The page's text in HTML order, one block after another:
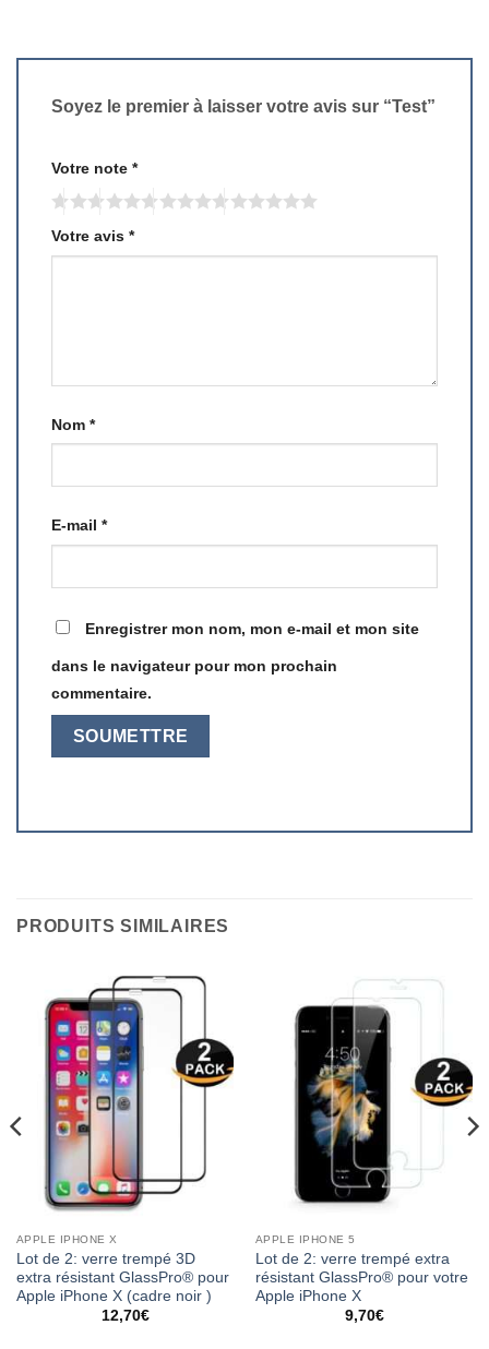
Soyez le premier à laisser votre avis sur “Test”
Votre note *
Votre avis *
Nom *
E-mail *
Enregistrer mon nom, mon e-mail et mon site
dans le navigateur pour mon prochain
commentaire.
PRODUITS SIMILAIRES
APPLE IPHONE X
Lot de 2: verre trempé 3D
extra résistant GlassPro® pour
Apple iPhone X (cadre noir )
12,70€
APPLE IPHONE 5
Lot de 2: verre trempé extra
résistant GlassPro® pour votre
Apple iPhone X
9,70€